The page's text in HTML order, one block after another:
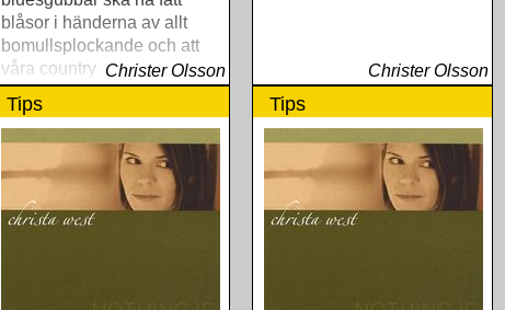
blåsor i händerna av allt
bomullsplockande och att
våra countrymusiker ska ha
duckat för flygande flaskor
bakom sågspånsbarernas
Christer Olsson Christer Olsson
Tips Tips